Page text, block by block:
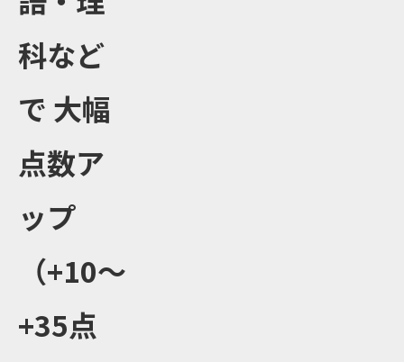
科など
で 大幅
点数ア
ップ
（+10〜
+35点